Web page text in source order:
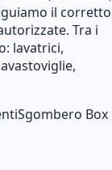
il corretto
Tra i
lavatrici,
Sgombero Box